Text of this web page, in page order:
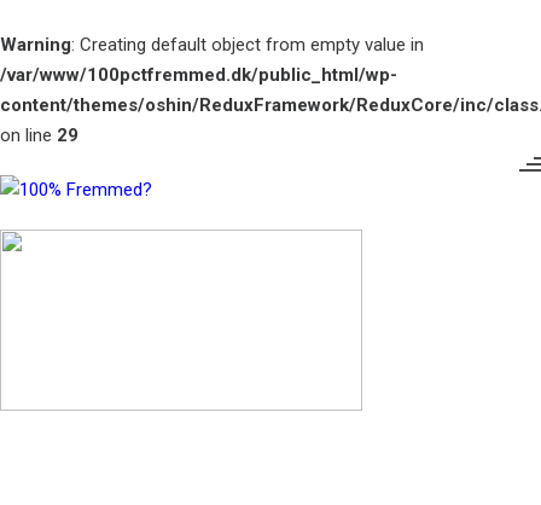
Warning: Creating default object from empty value in
/var/www/100pctfremmed.dk/public_html/wp-
content/themes/oshin/ReduxFramework/ReduxCore/inc/
on line 29